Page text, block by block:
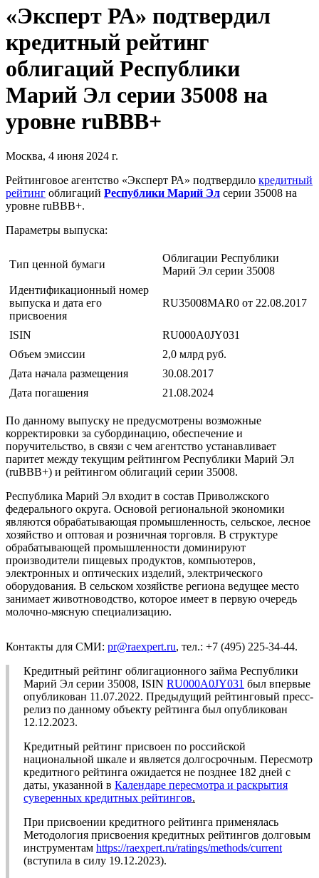
«Эксперт РА» подтвердил
кредитный рейтинг
облигаций Республики
Марий Эл серии 35008 на
уровне ruBBB+
Москва, 4 июня 2024 г.
Рейтинговое агентство «Эксперт РА» подтвердило кредитный
рейтинг облигаций Республики Марий Эл серии 35008 на
уровне ruBBB+.
Параметры выпуска:
Тип ценной бумаги
Облигации Республики
Марий Эл серии 35008
Идентификационный номер
выпуска и дата его
присвоения
RU35008MAR0 от 22.08.2017
ISIN
RU000A0JY031
Объем эмиссии
2,0 млрд руб.
Дата начала размещения
30.08.2017
Дата погашения
21.08.2024
По данному выпуску не предусмотрены возможные
корректировки за субординацию, обеспечение и
поручительство, в связи с чем агентство устанавливает
паритет между текущим рейтингом Республики Марий Эл
(ruBBB+) и рейтингом облигаций серии 35008.
Республика Марий Эл входит в состав Приволжского
федерального округа. Основой региональной экономики
являются обрабатывающая промышленность, сельское, лесное
хозяйство и оптовая и розничная торговля. В структуре
обрабатывающей промышленности доминируют
производители пищевых продуктов, компьютеров,
электронных и оптических изделий, электрического
оборудования. В сельском хозяйстве региона ведущее место
занимает животноводство, которое имеет в первую очередь
молочно-мясную специализацию.
Контакты для СМИ: pr@raexpert.ru, тел.: +7 (495) 225-34-44.
Кредитный рейтинг облигационного займа Республики
Марий Эл серии 35008, ISIN RU000A0JY031 был впервые
опубликован 11.07.2022. Предыдущий рейтинговый пресс-
релиз по данному объекту рейтинга был опубликован
12.12.2023.
Кредитный рейтинг присвоен по российской
национальной шкале и является долгосрочным. Пересмотр
кредитного рейтинга ожидается не позднее 182 дней с
даты, указанной в Календаре пересмотра и раскрытия
суверенных кредитных рейтингов.
При присвоении кредитного рейтинга применялась
Методология присвоения кредитных рейтингов долговым
инструментам https://raexpert.ru/ratings/methods/current
(вступила в силу 19.12.2023).